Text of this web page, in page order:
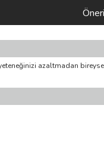
azaltmadan